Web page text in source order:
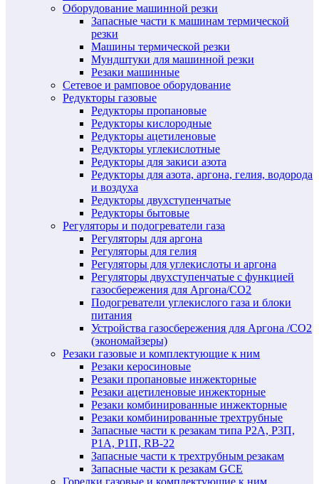
Оборудование машинной резки
Запасные части к машинам термической
резки
Машины термической резки
Мундштуки для машинной резки
Резаки машинные
Сетевое и рамповое оборудование
Редукторы газовые
Редукторы пропановые
Редукторы кислородные
Редукторы ацетиленовые
Редукторы углекислотные
Редукторы для закиси азота
Редукторы для азота, аргона, гелия, водорода
и воздуха
Редукторы двухступенчатые
Редукторы бытовые
Регуляторы и подогреватели газа
Регуляторы для аргона
Регуляторы для гелия
Регуляторы для углекислоты и аргона
Регуляторы двухступенчатые c функцией
газосбережения для Аргона/СО2
Подогреватели углекислого газа и блоки
питания
Устройства газосбережения для Аргона /СО2
(экономайзеры)
Резаки газовые и комплектующие к ним
Резаки керосиновые
Резаки пропановые инжекторные
Резаки ацетиленовые инжекторные
Резаки комбинированные инжекторные
Резаки комбинированные трехтрубные
Запасные части к резакам типа Р2А, Р3П,
Р1А, Р1П, RB-22
Запасные части к трехтрубным резакам
Запасные части к резакам GCE
Горелки газовые и комплектующие к ним